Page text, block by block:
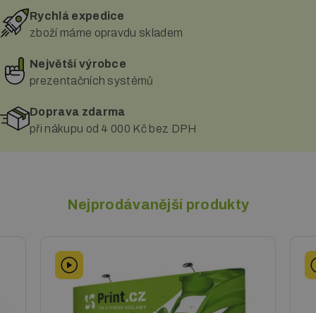
Fotoobrazy
Rychlá expedice
zboží máme opravdu skladem
Největší výrobce
prezentačních systémů
Doprava zdarma
při nákupu od 4 000 Kč bez DPH
Nejprodávanější produkty